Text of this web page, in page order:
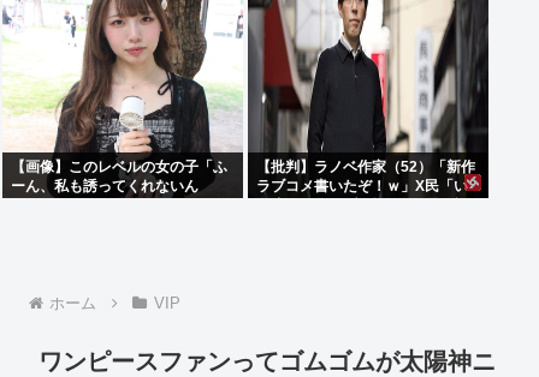
【画像】このレベルの女の子「ふ
ーん、私も誘ってくれないん
【批判】ラノベ作家（52）「新作
ラブコメ書いたぞ！ｗ」X民「い
ホーム VIP
ワンピースファンってゴムゴムが太陽神ニ